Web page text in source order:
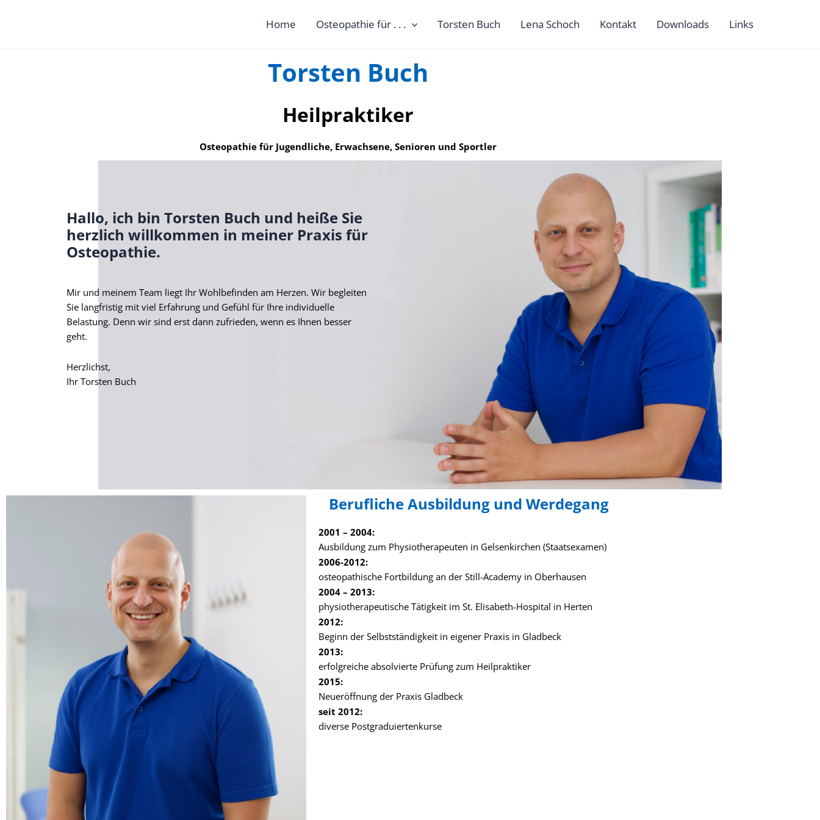
Home Osteopathie für . . . Torsten Buch Lena Schoch Kontakt Downloads Links
Torsten Buch
Heilpraktiker
Osteopathie für Jugendliche, Erwachsene, Senioren und Sportler
Hallo, ich bin Torsten Buch und heiße Sie
herzlich willkommen in meiner Praxis für
Osteopathie.
Mir und meinem Team liegt Ihr Wohlbefinden am Herzen. Wir begleiten
Sie langfristig mit viel Erfahrung und Gefühl für Ihre individuelle
Belastung. Denn wir sind erst dann zufrieden, wenn es Ihnen besser
geht.
Herzlichst,
Ihr Torsten Buch
Berufliche Ausbildung und Werdegang
2001 – 2004:
Ausbildung zum Physiotherapeuten in Gelsenkirchen (Staatsexamen)
2006-2012:
osteopathische Fortbildung an der Still-Academy in Oberhausen
2004 – 2013:
physiotherapeutische Tätigkeit im St. Elisabeth-Hospital in Herten
2012:
Beginn der Selbstständigkeit in eigener Praxis in Gladbeck
2013:
erfolgreiche absolvierte Prüfung zum Heilpraktiker
2015:
Neueröffnung der Praxis Gladbeck
seit 2012:
diverse Postgraduiertenkurse